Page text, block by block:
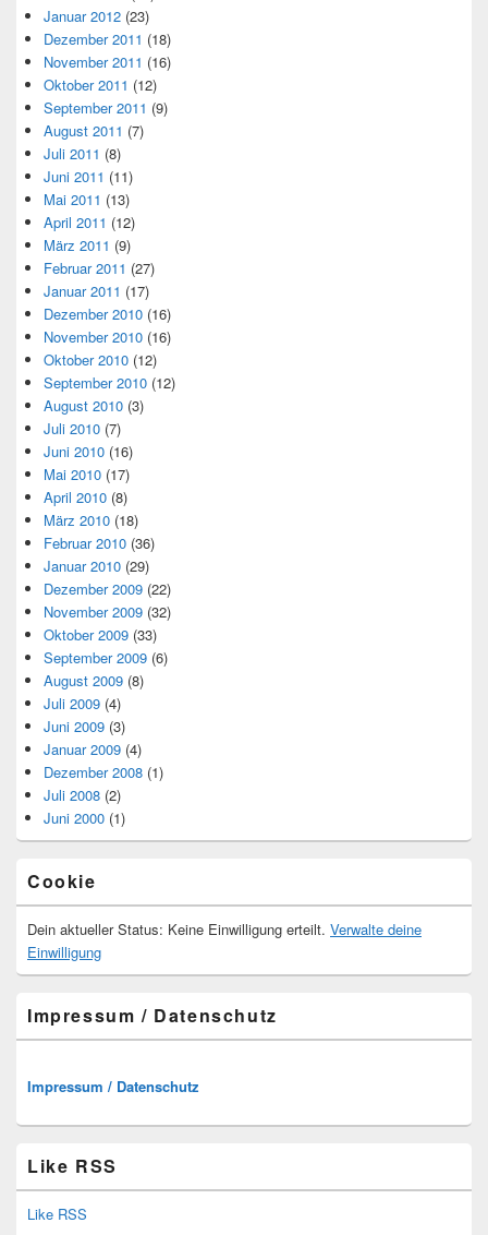
Januar 2012 (23)
Dezember 2011 (18)
November 2011 (16)
Oktober 2011 (12)
September 2011 (9)
August 2011 (7)
Juli 2011 (8)
Juni 2011 (11)
Mai 2011 (13)
April 2011 (12)
März 2011 (9)
Februar 2011 (27)
Januar 2011 (17)
Dezember 2010 (16)
November 2010 (16)
Oktober 2010 (12)
September 2010 (12)
August 2010 (3)
Juli 2010 (7)
Juni 2010 (16)
Mai 2010 (17)
April 2010 (8)
März 2010 (18)
Februar 2010 (36)
Januar 2010 (29)
Dezember 2009 (22)
November 2009 (32)
Oktober 2009 (33)
September 2009 (6)
August 2009 (8)
Juli 2009 (4)
Juni 2009 (3)
Januar 2009 (4)
Dezember 2008 (1)
Juli 2008 (2)
Juni 2000 (1)
Cookie
Dein aktueller Status: Keine Einwilligung erteilt. Verwalte deine
Einwilligung
Impressum / Datenschutz
Impressum / Datenschutz
Like RSS
Like RSS